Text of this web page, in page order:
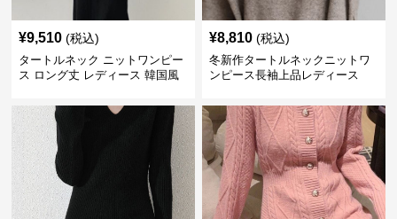
¥9,510 (税込)
タートルネック ニットワンピー
ス ロング丈 レディース 韓国風
¥8,810 (税込)
冬新作タートルネックニットワ
ンピース長袖上品レディース